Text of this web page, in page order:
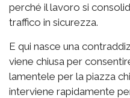
perché il lavoro si
traffico in sicurezza.
E qui nasce una
viene chiusa per
lamentele per la piazza
interviene rapidamente